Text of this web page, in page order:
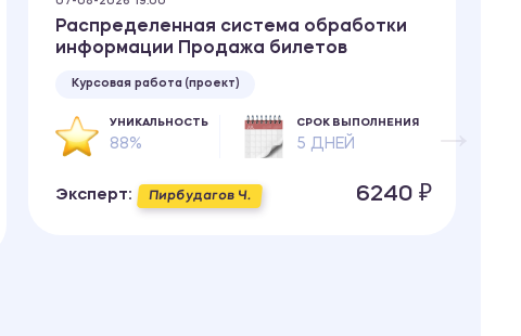
Распределенная система обработки
информации Продажа билетов
Курсовая работа (проект)
УНИКАЛЬНОСТЬ
88%
СРОК ВЫПОЛНЕНИЯ
5 ДНЕЙ
Эксперт: Пирбудагов Ч. 6240 ₽